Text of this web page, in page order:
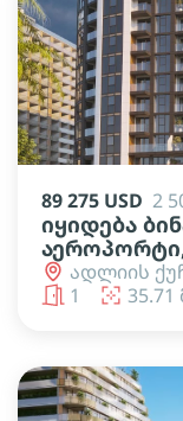
89 275 USD 2
იყიდება
ადლიის
1
35.71